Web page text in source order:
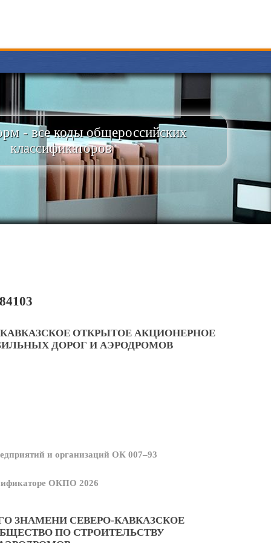
- все коды общероссийских
классификаторов
ОТКРЫТОЕ АКЦИОНЕРНОЕ
ДОРОГ И АЭРОДРОМОВ
и организаций ОК 007–93
ОКПО 2026
ЗНАМЕНИ СЕВЕРО-КАВКАЗСКОЕ
ПО СТРОИТЕЛЬСТВУ